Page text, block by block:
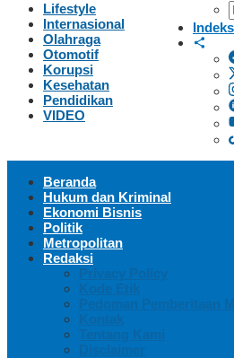
Lifestyle
Internasional
Olahraga
Otomotif
Korupsi
Kesehatan
Pendidikan
VIDEO
Beranda
Hukum dan Kriminal
Ekonomi Bisnis
Politik
Metropolitan
Redaksi
Privacy Policy
Kode Etik
Pedoman Pemberitaan
Kontak
Tentang Kami
Disclaimer